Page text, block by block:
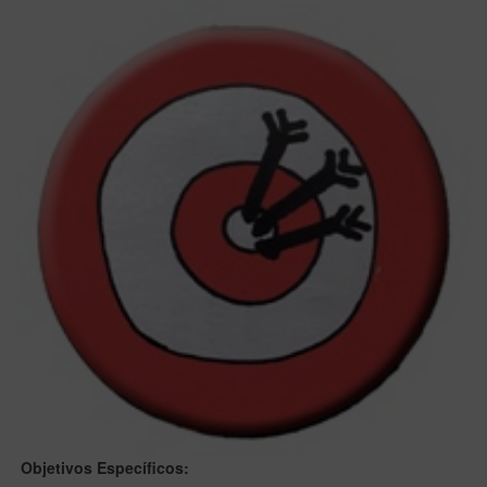
Objetivos Específicos: